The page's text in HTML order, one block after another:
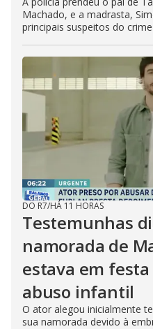
Machado, e a madrasta,
principais suspeitos do crime
DO R7/HÁ 11 HORAS
Testemunhas
namorada de
estava em
abuso infantil
O ator alegou inicialmente
sua namorada devido à